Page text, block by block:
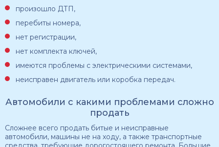
произошло ДТП,
перебиты номера,
нет регистрации,
нет комплекта ключей,
имеются проблемы с электрическими системами,
неисправен двигатель или коробка передач.
Автомобили с какими проблемами сложно
продать
Сложнее всего продать битые и неисправные
автомобили, машины не на ходу, а также транспортные